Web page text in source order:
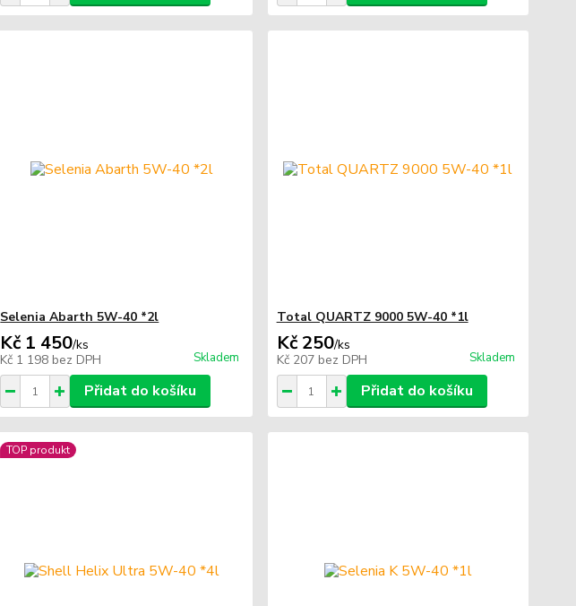
Selenia Abarth 5W-40 *2l
Kč 1 450/ks
Kč 1 198 bez DPH Skladem
Přidat do košíku
Total QUARTZ 9000 5W-40 *1l
Kč 250/ks
Kč 207 bez DPH Skladem
Přidat do košíku
TOP produkt